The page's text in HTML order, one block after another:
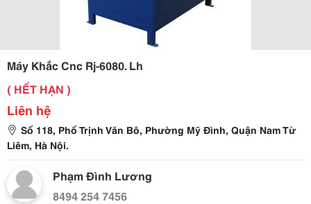
Máy Khắc Cnc Rj-6080. Lh
( HẾT HẠN )
Liên hệ
Số 118, Phố Trịnh Văn Bô, Phường Mỹ Đình, Quận Nam Từ
Liêm, Hà Nội.
Phạm Đình Lương
8494 254 7456